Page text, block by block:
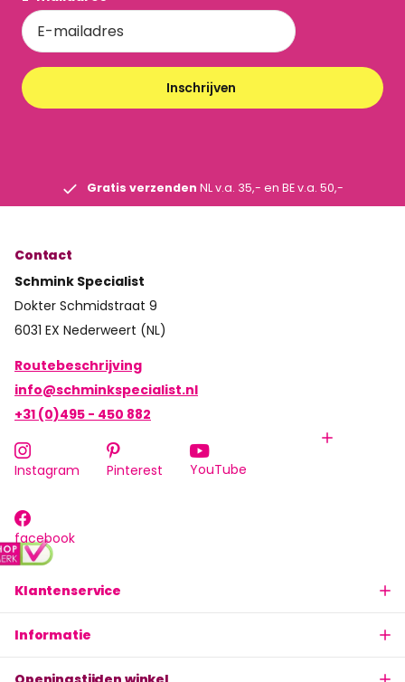
Inschrijven
Gratis verzenden NL v.a. 35,- en BE v.a. 50,-
Klantenservice
Informatie
Contact
Schmink Specialist
Dokter Schmidstraat 9
6031 EX Nederweert (NL)
Routebeschrijving
info@schminkspecialist.nl
+31 (0)495 - 450 882
Instagram Pinterest YouTube
facebook